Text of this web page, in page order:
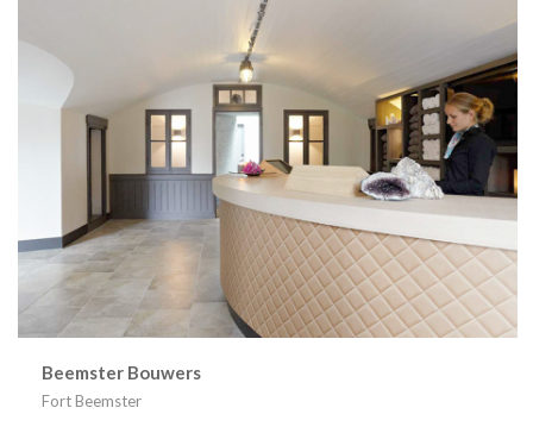
Beemster Bouwers
Fort Beemster